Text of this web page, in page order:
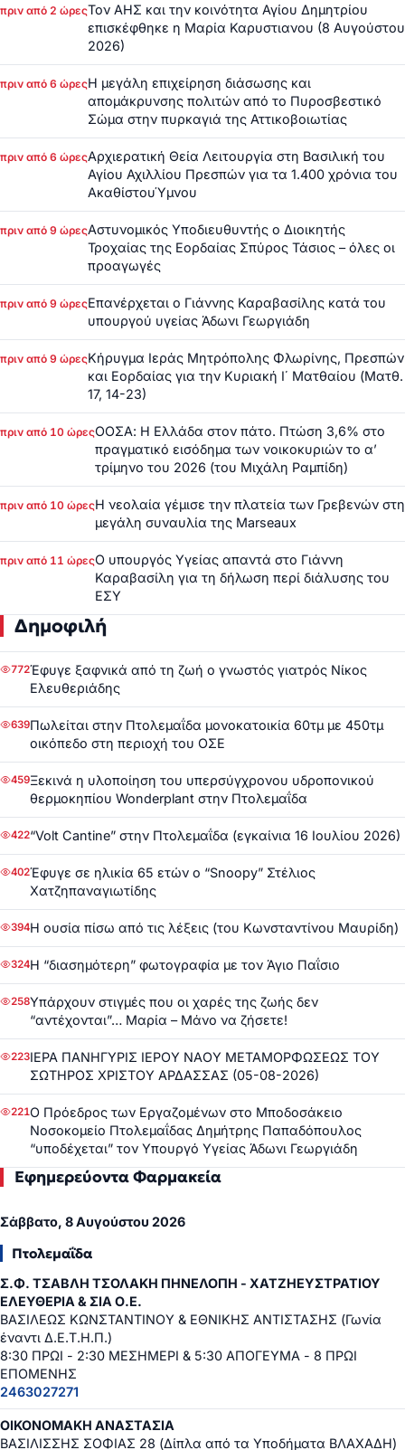
πριν από 2 ώρεςΤον ΑΗΣ και την κοινότητα Αγίου Δημητρίου
επισκέφθηκε η Μαρία Καρυστιανου (8 Αυγούστου
2026)
πριν από 6 ώρεςΗ μεγάλη επιχείρηση διάσωσης και
απομάκρυνσης πολιτών από το Πυροσβεστικό
Σώμα στην πυρκαγιά της Αττικοβοιωτίας
πριν από 6 ώρεςΑρχιερατική Θεία Λειτουργία στη Βασιλική του
Αγίου Αχιλλίου Πρεσπών για τα 1.400 χρόνια του
ΑκαθίστουΎμνου
πριν από 9 ώρεςΑστυνομικός Υποδιευθυντής ο Διοικητής
Τροχαίας της Εορδαίας Σπύρος Τάσιος – όλες οι
προαγωγές
πριν από 9 ώρεςΕπανέρχεται ο Γιάννης Καραβασίλης κατά του
υπουργού υγείας Άδωνι Γεωργιάδη
πριν από 9 ώρεςΚήρυγμα Ιεράς Μητρόπολης Φλωρίνης, Πρεσπών
και Εορδαίας για την Κυριακή Ι΄ Ματθαίου (Ματθ.
17, 14-23)
πριν από 10 ώρεςΟΟΣΑ: Η Ελλάδα στον πάτο. Πτώση 3,6% στο
πραγματικό εισόδημα των νοικοκυριών το α’
τρίμηνο του 2026 (του Μιχάλη Ραμπίδη)
πριν από 10 ώρεςΗ νεολαία γέμισε την πλατεία των Γρεβενών στη
μεγάλη συναυλία της Marseaux
πριν από 11 ώρεςΟ υπουργός Υγείας απαντά στο Γιάννη
Καραβασίλη για τη δήλωση περί διάλυσης του
ΕΣΥ
Δημοφιλή
772Έφυγε ξαφνικά από τη ζωή ο γνωστός γιατρός Νίκος
Ελευθεριάδης
639Πωλείται στην Πτολεμαΐδα μονοκατοικία 60τμ με 450τμ
οικόπεδο στη περιοχή του ΟΣΕ
459Ξεκινά η υλοποίηση του υπερσύγχρονου υδροπονικού
θερμοκηπίου Wonderplant στην Πτολεμαΐδα
422“Volt Cantine” στην Πτολεμαΐδα (εγκαίνια 16 Ιουλίου 2026)
402Έφυγε σε ηλικία 65 ετών ο “Snoopy” Στέλιος
Χατζηπαναγιωτίδης
394Η ουσία πίσω από τις λέξεις (του Κωνσταντίνου Μαυρίδη)
324Η “διασημότερη” φωτογραφία με τον Άγιο Παΐσιο
258Υπάρχουν στιγμές που οι χαρές της ζωής δεν
“αντέχονται”… Μαρία – Μάνο να ζήσετε!
223ΙΕΡΑ ΠΑΝΗΓΥΡΙΣ ΙΕΡΟΥ ΝΑΟΥ ΜΕΤΑΜΟΡΦΩΣΕΩΣ ΤΟΥ
ΣΩΤΗΡΟΣ ΧΡΙΣΤΟΥ ΑΡΔΑΣΣΑΣ (05-08-2026)
221Ο Πρόεδρος των Εργαζομένων στο Μποδοσάκειο
Νοσοκομείο Πτολεμαΐδας Δημήτρης Παπαδόπουλος
“υποδέχεται” τον Υπουργό Υγείας Άδωνι Γεωργιάδη
Εφημερεύοντα Φαρμακεία
Σάββατο, 8 Αυγούστου 2026
Πτολεμαΐδα
Σ.Φ. ΤΣΑΒΛΗ ΤΣΟΛΑΚΗ ΠΗΝΕΛΟΠΗ - ΧΑΤΖΗΕΥΣΤΡΑΤΙΟΥ
ΕΛΕΥΘΕΡΙΑ & ΣΙΑ Ο.Ε.
ΒΑΣΙΛΕΩΣ ΚΩΝΣΤΑΝΤΙΝΟΥ & ΕΘΝΙΚΗΣ ΑΝΤΙΣΤΑΣΗΣ (Γωνία
έναντι Δ.Ε.Τ.Η.Π.)
8:30 ΠΡΩΙ - 2:30 ΜΕΣΗΜΕΡΙ & 5:30 ΑΠΟΓΕΥΜΑ - 8 ΠΡΩΙ
ΕΠΟΜΕΝΗΣ
2463027271
ΟΙΚΟΝΟΜΑΚΗ ΑΝΑΣΤΑΣΙΑ
ΒΑΣΙΛΙΣΣΗΣ ΣΟΦΙΑΣ 28 (Δίπλα από τα Υποδήματα ΒΛΑΧΑΔΗ)